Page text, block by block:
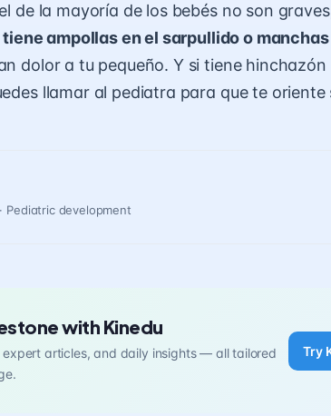
de la mayoría de los bebés no son
ampollas en el sarpullido o
dolor a tu pequeño. Y si tiene hinchazón
llamar al pediatra para que te oriente
Pediatric development
with Kinedu
expert articles, and daily insights — all tailored
Try